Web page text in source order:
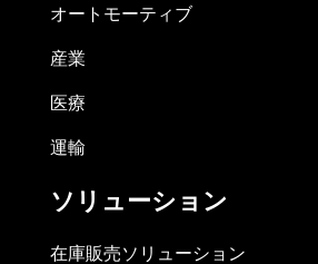
オートモーティブ
産業
医療
運輸
ソリューション
在庫販売ソリューション